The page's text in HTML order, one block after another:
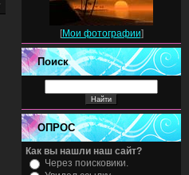
[Мои фотографии]
Поиск
ОПРОС
Как вы нашли наш сайт?
Через поисковики.